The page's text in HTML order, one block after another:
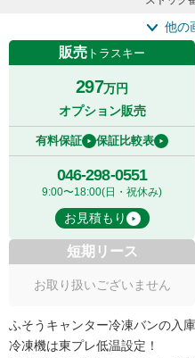
他の
販売 トラスキー
297万円
オプション販売
有料保証 保証比較表
046-298-0551
9:00〜18:00(日・祝休み)
お見積もり
短期リース
お取り扱いございません
ふそうキャンター冷凍バンの入庫
冷凍機は東プレ低温設定！